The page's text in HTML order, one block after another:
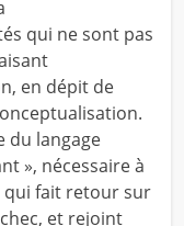
qui ne sont pas
en dépit de
du langage
», nécessaire à
qui fait retour sur
et rejoint